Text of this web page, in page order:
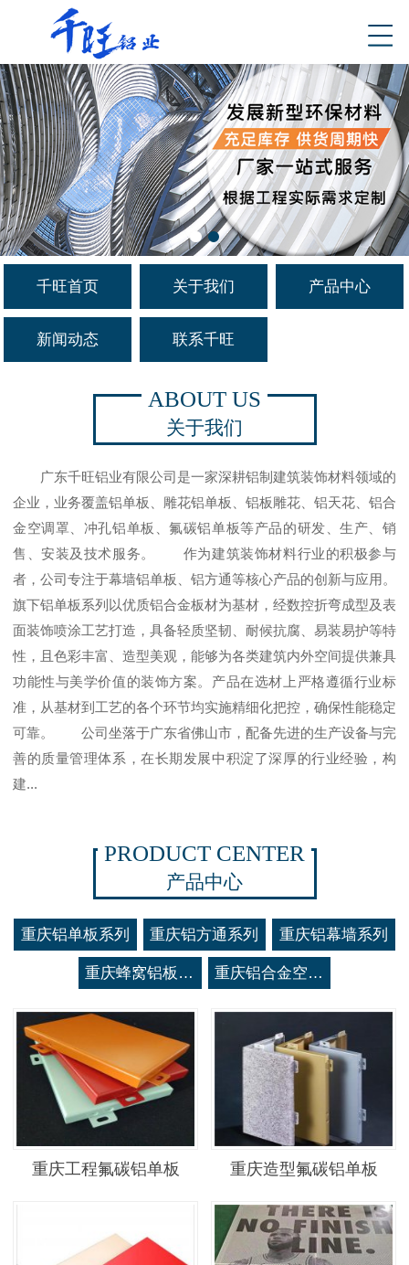
千旺首页 关于我们 产品中心
新闻动态 联系千旺
ABOUT US
关于我们
广东千旺铝业有限公司是一家深耕铝制建筑装饰材料领域的
企业，业务覆盖铝单板、雕花铝单板、铝板雕花、铝天花、铝合
金空调罩、冲孔铝单板、氟碳铝单板等产品的研发、生产、销
售、安装及技术服务。 作为建筑装饰材料行业的积极参与
者，公司专注于幕墙铝单板、铝方通等核心产品的创新与应用。
旗下铝单板系列以优质铝合金板材为基材，经数控折弯成型及表
面装饰喷涂工艺打造，具备轻质坚韧、耐候抗腐、易装易护等特
性，且色彩丰富、造型美观，能够为各类建筑内外空间提供兼具
功能性与美学价值的装饰方案。产品在选材上严格遵循行业标
准，从基材到工艺的各个环节均实施精细化把控，确保性能稳定
可靠。 公司坐落于广东省佛山市，配备先进的生产设备与完
善的质量管理体系，在长期发展中积淀了深厚的行业经验，构
建...
PRODUCT CENTER
产品中心
重庆铝单板系列 重庆铝方通系列 重庆铝幕墙系列
重庆蜂窝铝板系列 重庆铝合金空调罩系列
重庆工程氟碳铝单板 重庆造型氟碳铝单板